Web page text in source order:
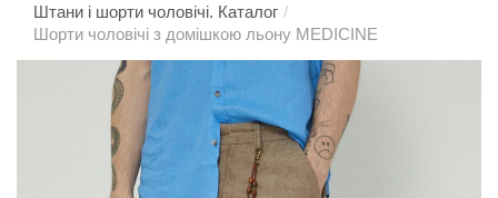
Штани і шорти чоловічі. Каталог /
Шорти чоловічі з домішкою льону MEDICINE